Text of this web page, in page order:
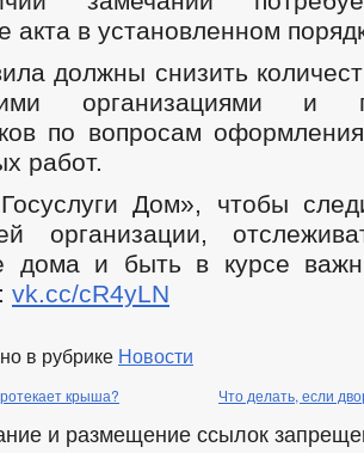
акта в установленном
должны снизить
организациями и
по вопросам
работ.
Дом», чтобы
организации,
дома и быть в курсе
vk.cc/cR4yLN
в рубрике Новости
крыша? Что делать, если
и размещение ссылок